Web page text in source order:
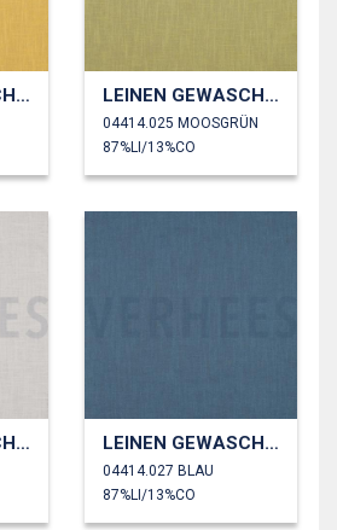
LEINEN GEWASCHEN 230 GM2 LEINEN GEWASCHEN 230 GM2
04414.025 MOOSGRÜN
87%LI/13%CO
LEINEN GEWASCHEN 230 GM2 LEINEN GEWASCHEN 230 GM2
04414.027 BLAU
87%LI/13%CO